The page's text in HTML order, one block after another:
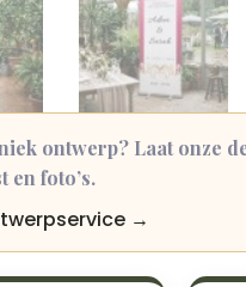
ontwerp? Laat onze
en foto’s.
→